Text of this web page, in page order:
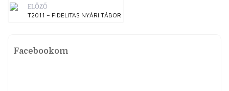
ELŐZŐ
T2011 – FIDELITAS NYÁRI TÁBOR
Facebookom